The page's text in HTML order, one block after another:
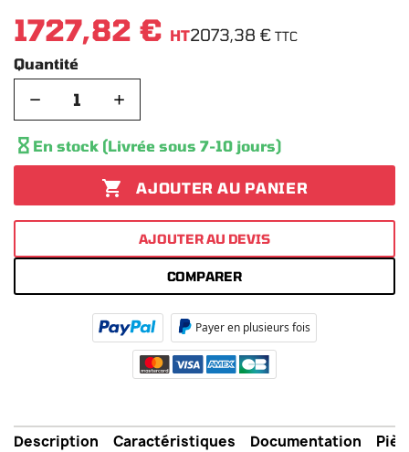
1727,82 € HT2073,38 € TTC
Quantité
− +
 En stock (Livrée sous 7-10 jours)
 AJOUTER AU PANIER
AJOUTER AU DEVIS
COMPARER
Payer en plusieurs fois
Description Caractéristiques Documentation